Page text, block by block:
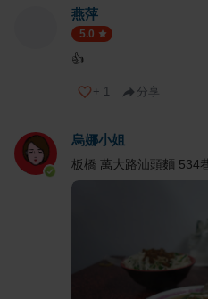
燕萍
5.0
👍
+ 1 分享
烏娜小姐
板橋 萬大路汕頭麵 534